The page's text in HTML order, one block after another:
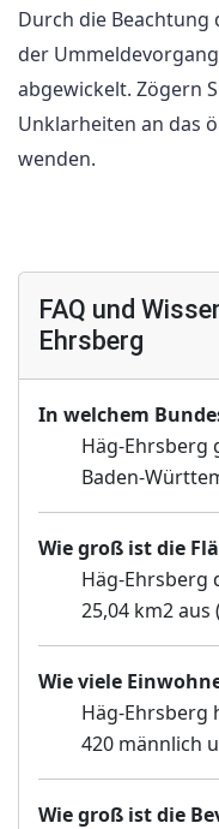
Durch die
der
abgewickelt. Zögern
Unklarheiten an das
wenden.
FAQ und
Ehrsberg
In welchem
Häg-Ehrsberg
Baden-
Wie groß ist die
Häg-Ehrsberg
25,04 km2 aus
Wie viele
Häg-Ehrsberg
420 männlich
Wie groß ist die